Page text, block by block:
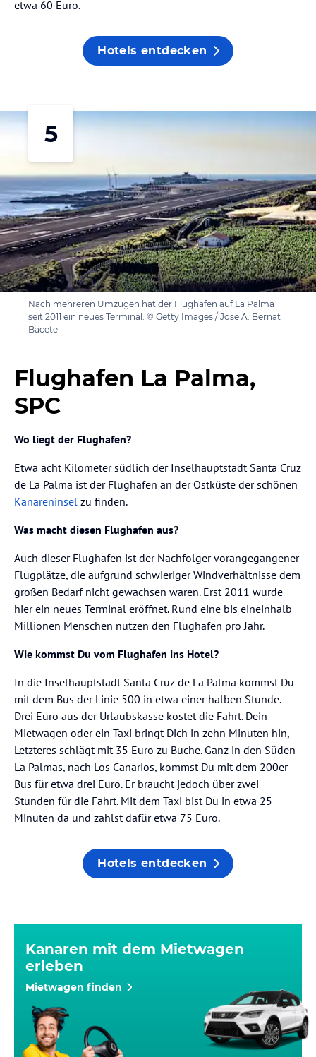
etwa 60 Euro.
Hotels entdecken
5
Nach mehreren Umzügen hat der Flughafen auf La Palma
seit 2011 ein neues Terminal. © Getty Images / Jose A. Bernat
Bacete
Flughafen La Palma,
SPC
Wo liegt der Flughafen?
Etwa acht Kilometer südlich der Inselhauptstadt Santa Cruz
de La Palma ist der Flughafen an der Ostküste der schönen
Kanareninsel zu finden.
Was macht diesen Flughafen aus?
Auch dieser Flughafen ist der Nachfolger vorangegangener
Flugplätze, die aufgrund schwieriger Windverhältnisse dem
großen Bedarf nicht gewachsen waren. Erst 2011 wurde
hier ein neues Terminal eröffnet. Rund eine bis eineinhalb
Millionen Menschen nutzen den Flughafen pro Jahr.
Wie kommst Du vom Flughafen ins Hotel?
In die Inselhauptstadt Santa Cruz de La Palma kommst Du
mit dem Bus der Linie 500 in etwa einer halben Stunde.
Drei Euro aus der Urlaubskasse kostet die Fahrt. Dein
Mietwagen oder ein Taxi bringt Dich in zehn Minuten hin,
Letzteres schlägt mit 35 Euro zu Buche. Ganz in den Süden
La Palmas, nach Los Canarios, kommst Du mit dem 200er-
Bus für etwa drei Euro. Er braucht jedoch über zwei
Stunden für die Fahrt. Mit dem Taxi bist Du in etwa 25
Minuten da und zahlst dafür etwa 75 Euro.
Hotels entdecken
Kanaren mit dem Mietwagen
erleben
Mietwagen finden